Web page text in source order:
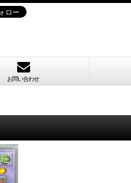
お問い合わせ